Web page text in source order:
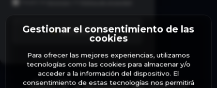
Gestionar el consentimiento de las
cookies
Para ofrecer las mejores experiencias, utilizamos
tecnologías como las cookies para almacenar y/o
acceder a la información del dispositivo. El
consentimiento de estas tecnologías nos permitirá
+SÚMATE
PATROCINA